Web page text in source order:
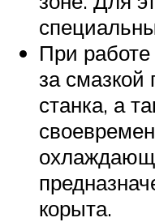
При
за смазкой
станка, а
корыта.